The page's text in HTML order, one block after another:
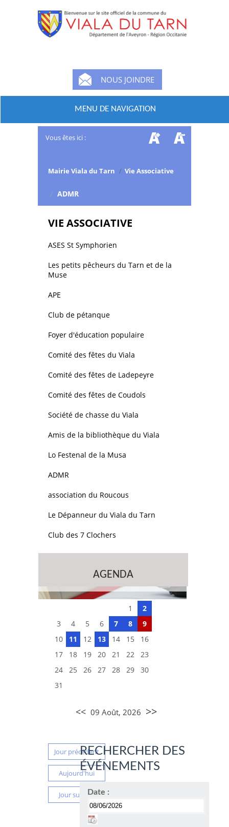
NOUS JOINDRE
MENU DE NAVIGATION
Vous êtes ici :
Mairie Viala du Tarn / Vie Associative
/ ADMR
VIE ASSOCIATIVE
ASES St Symphorien
Les petits pêcheurs du Tarn et de la
Muse
APE
Club de pétanque
Foyer d'éducation populaire
Comité des fêtes du Viala
Comité des fêtes de Ladepeyre
Comité des fêtes de Coudols
Société de chasse du Viala
Amis de la bibliothèque du Viala
Lo Festenal de la Musa
ADMR
association du Roucous
Le Dépanneur du Viala du Tarn
Club des 7 Clochers
AGENDA
1
2
3
4 5 6 7 8
9
10
11 12 13 14 15
16
17
18 19 20 21 22
23
24
25 26 27 28 29
30
31
<< 09 Août, 2026 >>
Jour précédent
Aujourd'hui
Jour suivant
RECHERCHER DES
ÉVÉNEMENTS
Date :